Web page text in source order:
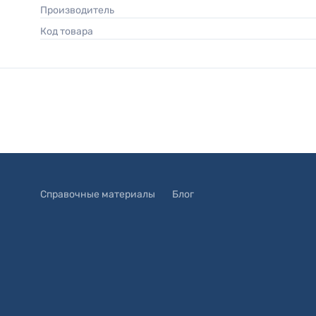
Производитель
Код товара
Справочные материалы Блог